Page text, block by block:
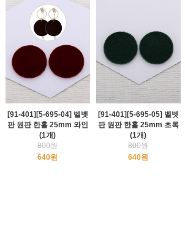
[91-401][5-695-04] 벨벳
판 원판 한홀 25mm 와인
(1개)
800원
640원
[91-401][5-695-05] 벨벳
판 원판 한홀 25mm 초록
(1개)
800원
640원